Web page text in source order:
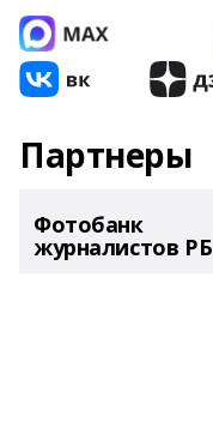
Партнеры
Фотобанк
журналистов РБ